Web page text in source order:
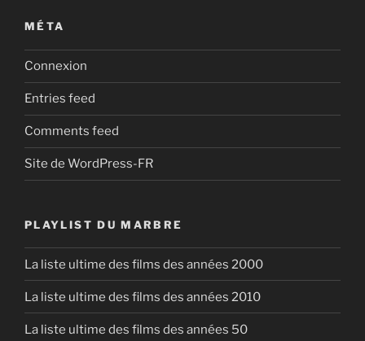
MÉTA
Connexion
Entries feed
Comments feed
Site de WordPress-FR
PLAYLIST DU MARBRE
La liste ultime des films des années 2000
La liste ultime des films des années 2010
La liste ultime des films des années 50